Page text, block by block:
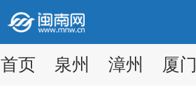
首页 泉州 漳州 厦门